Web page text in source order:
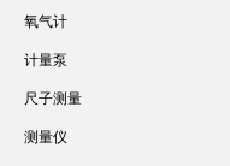
氧气计
计量泵
尺子测量
测量仪